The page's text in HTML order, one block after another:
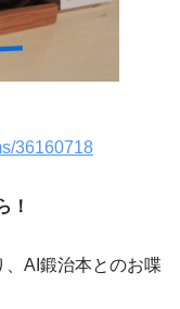
36160718
！
、AI鍛治本とのお喋